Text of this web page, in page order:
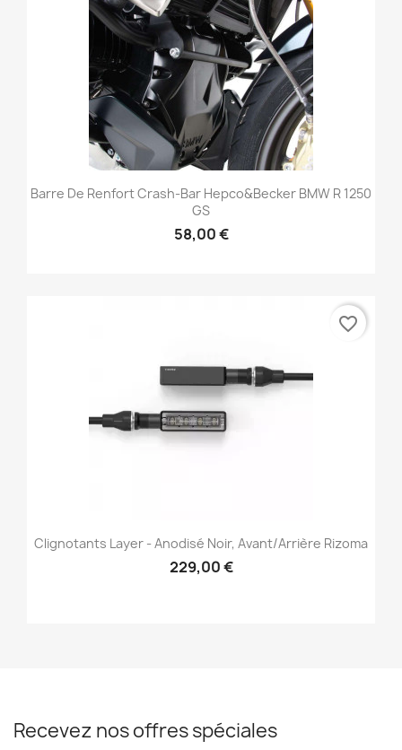
Barre De Renfort Crash-Bar Hepco&Becker BMW R 1250
GS
58,00 €
Clignotants Layer - Anodisé Noir, Avant/Arrière Rizoma
229,00 €
favorite_border
Recevez nos offres spéciales